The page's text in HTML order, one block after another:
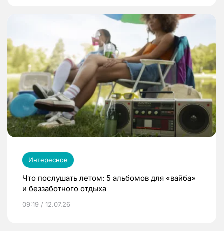
Интересное
Что послушать летом: 5 альбомов для «вайба»
и беззаботного отдыха
09:19 / 12.07.26